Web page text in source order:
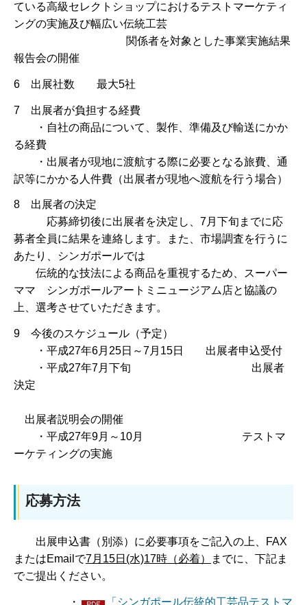
ている高級セレクトショップにおけるテストマーケティ
ングの実施及び幅広い伝統工芸
関係者を対象とした事業実施結果
報告会の開催
6 出展社数 最大5社
7 出展者が負担する経費
・自社の商品について、製作、準備及び輸送にかか
る経費
・出展者が現地に渡航する際に必要となる旅費、通
訳等にかかる人件費（出展者が現地へ渡航を行う場合）
8 出展者の決定
応募締切後に出展者を決定し、7月下旬までに応
募者全員に結果を連絡します。また、市場調査を行うに
あたり、シンガポールでは
伝統的な技法による商品を重視するため、スーパー
ママ シンガポールアートミニュージアム店と協議の
上、選考させていただきます。
9 今後のスケジュール（予定）
・平成27年6月25日～7月15日 出展者申込受付
・平成27年7月下旬 出展者
決定
出展者説明会の開催
・平成27年9月～10月 テストマ
ーケティングの実施
応募方法
出展申込書（別添）に必要事項をご記入の上、FAX
またはEmailで7月15日(水)17時（必着）
までに、下記ま
でご提出ください。
・ 「シンガポール伝統的工芸品テストマ